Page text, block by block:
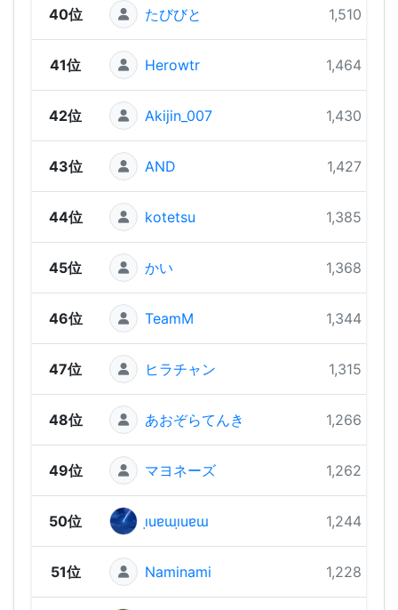
40位 たびびと 1,510 pts
41位 Herowtr 1,464 pts
42位 Akijin_007 1,430 pts
43位 AND 1,427 pts
44位 kotetsu 1,385 pts
45位 かい 1,368 pts
46位 TeamM 1,344 pts
47位 ヒラチャン 1,315 pts
48位 あおぞらてんき 1,266 pts
49位 マヨネーズ 1,262 pts
50位 ı̣uɐɯı̣uɐɯ 1,244 pts
51位 Naminami 1,228 pts